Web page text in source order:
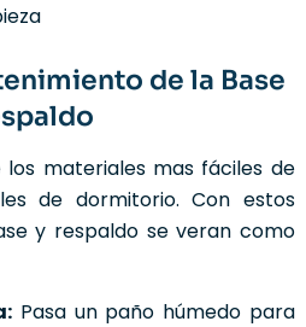
de la Base
los materiales mas fáciles de
de dormitorio. Con estos
y respaldo se veran como
Pasa un paño húmedo para